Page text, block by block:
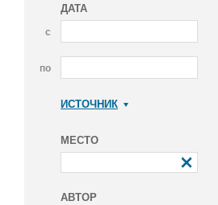
ДАТА
с
по
ИСТОЧНИК
МЕСТО
АВТОР